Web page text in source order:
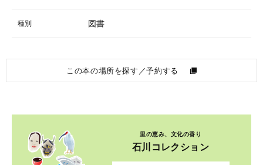
種別 図書
この本の場所を探す／予約する
里の恵み、文化の香り
石川コレクション